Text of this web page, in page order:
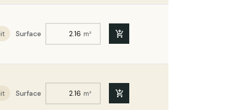
| Ep. 240mm | Format :
Surface m²
Surface m²